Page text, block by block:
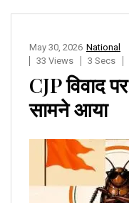
National
May 30, 2026
33 Views
3 Secs
CJP विवाद
सामने आया